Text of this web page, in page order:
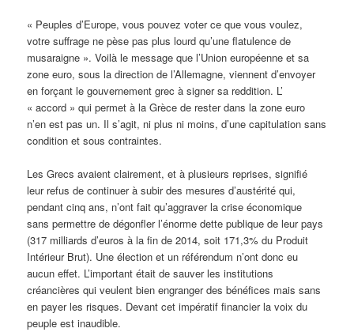
« Peuples d’Europe, vous pouvez voter ce que vous voulez,
votre suffrage ne pèse pas plus lourd qu’une flatulence de
musaraigne ». Voilà le message que l’Union européenne et sa
zone euro, sous la direction de l’Allemagne, viennent d’envoyer
en forçant le gouvernement grec à signer sa reddition. L’
« accord » qui permet à la Grèce de rester dans la zone euro
n’en est pas un. Il s’agit, ni plus ni moins, d’une capitulation sans
condition et sous contraintes.
Les Grecs avaient clairement, et à plusieurs reprises, signifié
leur refus de continuer à subir des mesures d’austérité qui,
pendant cinq ans, n’ont fait qu’aggraver la crise économique
sans permettre de dégonfler l’énorme dette publique de leur pays
(317 milliards d’euros à la fin de 2014, soit 171,3% du Produit
Intérieur Brut). Une élection et un référendum n’ont donc eu
aucun effet. L’important était de sauver les institutions
créancières qui veulent bien engranger des bénéfices mais sans
en payer les risques. Devant cet impératif financier la voix du
peuple est inaudible.